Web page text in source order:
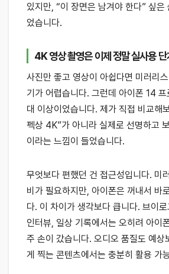
있지만, “이 장면은 남겨야 한다” 싶은
었습니다.
4K 영상 촬영은 이제 정말 실사용
사진만 좋고 영상이 아쉽다면 미러리
기가 어렵습니다. 그런데 아이폰 14 프
대 이상이었습니다. 제가 직접 비교해
펙상 4K”가 아니라 실제로 선명하고
이라는 느낌이 들었습니다.
무엇보다 편했던 건 접근성입니다. 미
비가 필요하지만, 아이폰은 꺼내서 바
다. 이 차이가 생각보다 큽니다. 브이
인터뷰, 일상 기록에서는 오히려 아이
주 손이 갔습니다. 오디오 품질도 예상
게 찍는 콘텐츠에서는 충분히 활용 가